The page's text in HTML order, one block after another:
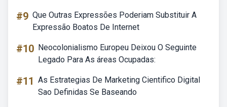
#9 Que Outras Expressões Poderiam Substituir A
Expressão Boatos De Internet
#10 Neocolonialismo Europeu Deixou O Seguinte
Legado Para As áreas Ocupadas:
#11 As Estrategias De Marketing Cientifico Digital
Sao Definidas Se Baseando